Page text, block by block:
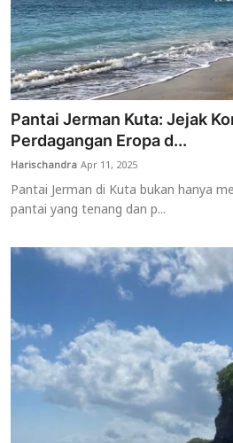
Pantai Jerman Kuta: Jejak
Perdagangan Eropa d...
HarischandraApr 11, 2025
Pantai Jerman di Kuta bukan hanya
pantai yang tenang dan p...